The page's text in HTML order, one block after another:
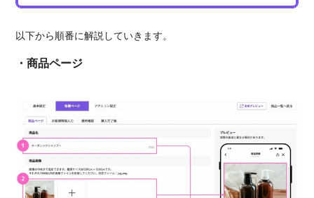
以下から順番に解説していきます。
・商品ページ